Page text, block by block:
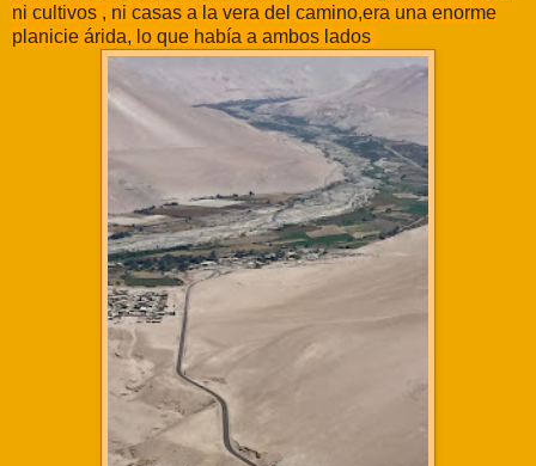
ni cultivos , ni casas a la vera del camino,era una enorme
planicie árida, lo que había a ambos lados